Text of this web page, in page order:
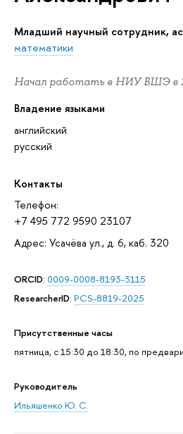
Младший научный сотрудник,
математики
Начал работать в НИУ ВШЭ в
Владение языками
английский
русский
Контакты
Телефон:
+7 495 772 9590 23107
Адрес: Усачёва ул., д. 6, каб. 320
ORCID: 0009-0008-8193-3115
ResearcherID: PCS-8819-2025
Присутственные часы
пятница, с 15:30 до 18:30, по
Руководитель
Ильяшенко Ю. С.